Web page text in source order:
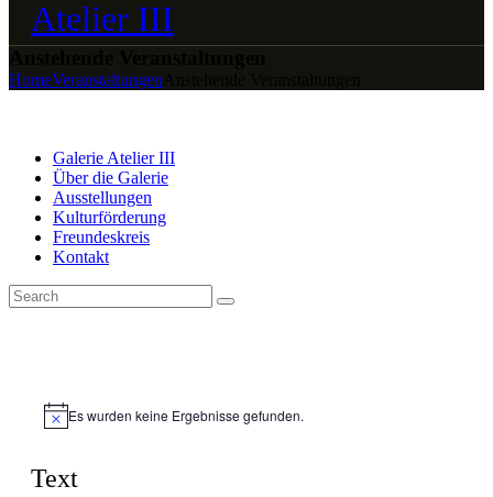
HomeVeranstaltungen
Galerie Atelier III
Über die Galerie
Ausstellungen
Kulturförderung
Freundeskreis
Kontakt
Es wurden keine Ergebnisse gefunden.
Text